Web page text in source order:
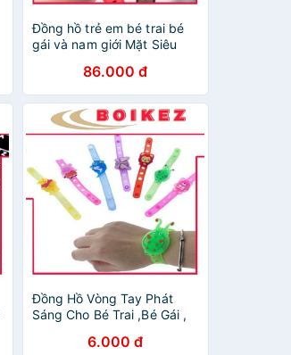
Đồng hồ trẻ em bé trai bé
gái và nam giới Mặt Siêu
86.000 đ
Đồng Hồ Vòng Tay Phát
Sáng Cho Bé Trai ,Bé Gái ,
6.000 đ